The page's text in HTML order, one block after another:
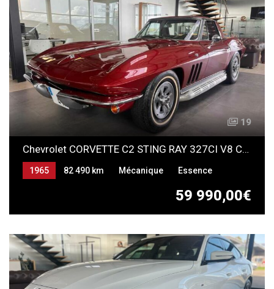
19
Chevrolet CORVETTE C2 STING RAY 327CI V8 CABRIOLET HARD TOP
59 990,00€
1965 82 490 km Mécanique Essence